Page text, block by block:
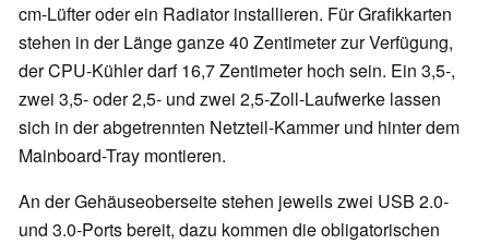
cm-Lüfter oder ein Radiator installieren. Für Grafikkarten
stehen in der Länge ganze 40 Zentimeter zur Verfügung,
der CPU-Kühler darf 16,7 Zentimeter hoch sein. Ein 3,5-,
zwei 3,5- oder 2,5- und zwei 2,5-Zoll-Laufwerke lassen
sich in der abgetrennten Netzteil-Kammer und hinter dem
Mainboard-Tray montieren.
An der Gehäuseoberseite stehen jeweils zwei USB 2.0-
und 3.0-Ports bereit, dazu kommen die obligatorischen